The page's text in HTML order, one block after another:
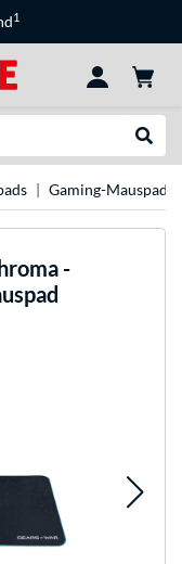
1
Gaming-Mauspads
-